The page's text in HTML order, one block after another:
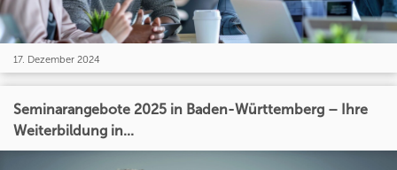
17. Dezember 2024
Seminarangebote 2025 in Baden-Württemberg – Ihre
Weiterbildung in...